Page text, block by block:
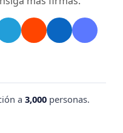
a 3,000 personas.